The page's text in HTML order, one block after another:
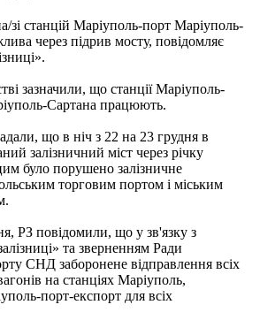
зі станцій Маріуполь-порт Маріуполь-
через підрив мосту, повідомляє
зазначили, що станції Маріуполь-
Сартана працюють.
що в ніч з 22 на 23 грудня в
залізничний міст через річку
було порушено залізничне
торговим портом і міським
РЗ повідомили, що у зв'язку з
та зверненням Ради
СНД заборонене відправлення всіх
на станціях Маріуполь,
порт-експорт для всіх